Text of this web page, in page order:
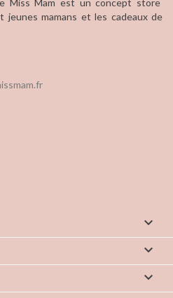
Miss Mam est un concept store
jeunes mamans et les cadeaux de


